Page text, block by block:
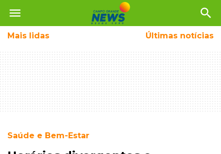
menu search
Mais lidas Últimas notícias
Saúde e Bem-Estar